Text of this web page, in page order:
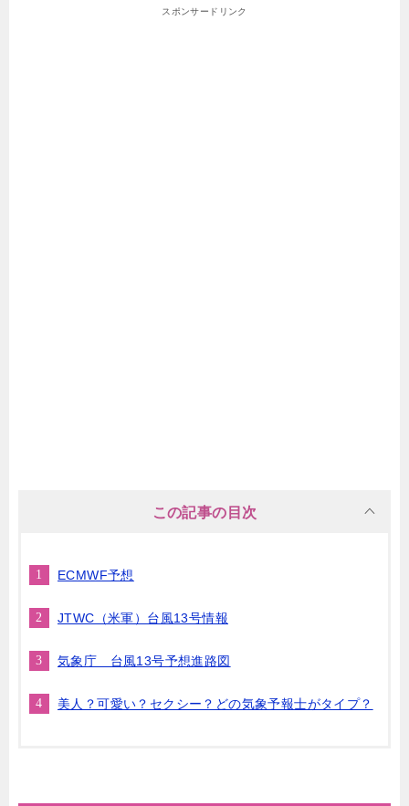
スポンサードリンク
この記事の目次
ECMWF予想
JTWC（米軍）台風13号情報
気象庁 台風13号予想進路図
美人？可愛い？セクシー？どの気象予報士がタイプ？